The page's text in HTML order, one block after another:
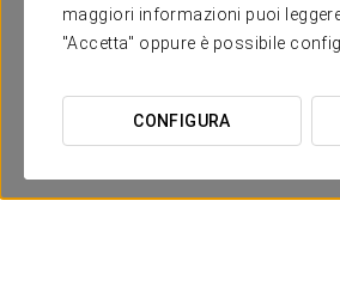
maggiori informazioni puoi
"Accetta" oppure è possibile
CONFIGURA